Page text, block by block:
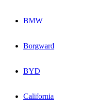
BMW
Borgward
BYD
California